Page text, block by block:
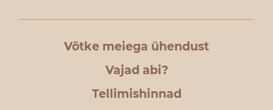
Võtke meiega ühendust
Vajad abi?
Tellimishinnad